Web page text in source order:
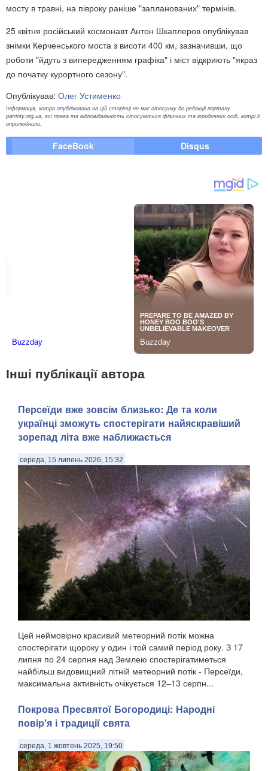
мосту в травні, на півроку раніше "запланованих" термінів.
25 квітня російський космонавт Антон Шкаплеров опублікував
знімки Керченського моста з висоти 400 км, зазначивши, що
роботи "йдуть з випередженням графіка" і міст відкриють "якраз
до початку курортного сезону".
Опублікував: Олег Устименко
Інформація, котра опублікована на цій сторінці не має стосунку до редакції порталу
patrioty.org.ua, всі права та відповідальність стосуються фізичних та юридичних осіб, котрі її
оприлюднили.
FaceBook Disqus
Інші публікації автора
Персеїди вже зовсім близько: Де та коли
українці зможуть спостерігати найяскравіший
зорепад літа вже наближається
середа, 15 липень 2026, 15:32
Цей неймовірно красивий метеорний потік можна
спостерігати щороку у один і той самий період року. З 17
липня по 24 серпня над Землею спостерігатиметься
найбільш видовищний літній метеорний потік - Персеїди,
максимальна активність очікується 12–13 серпн...
Покрова Пресвятої Богородиці: Народні
повір'я і традиції свята
середа, 1 жовтень 2025, 19:50